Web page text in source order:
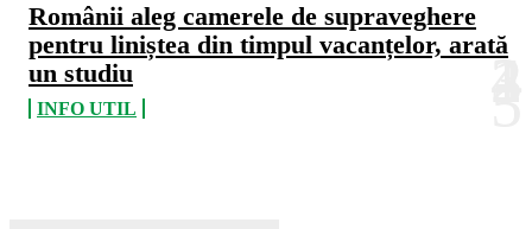
Românii aleg camerele de supraveghere
pentru liniștea din timpul vacanțelor, arată
un studiu
INFO UTIL